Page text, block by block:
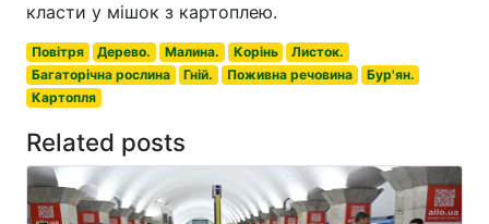
класти у мішок з картоплею.
Повітря Дерево. Малина. Корінь
Листок.
Багаторічна рослина
Гній. Поживна речовина
Бур'ян.
Картопля
Related posts